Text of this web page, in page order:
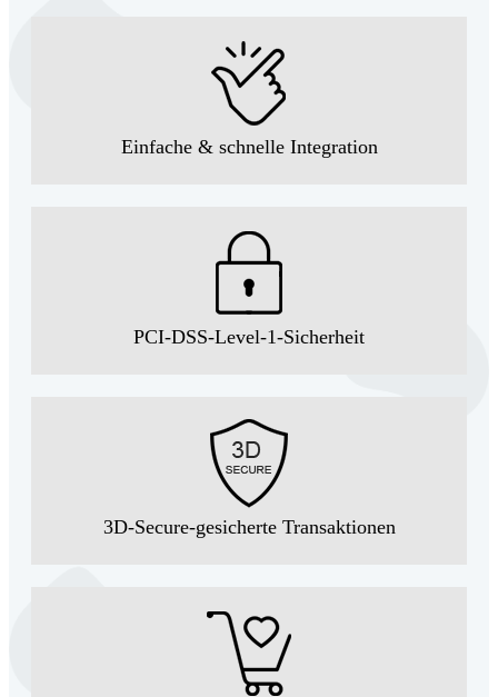
Einfache & schnelle Integration
PCI-DSS-Level-1-Sicherheit
3D-Secure-gesicherte Transaktionen